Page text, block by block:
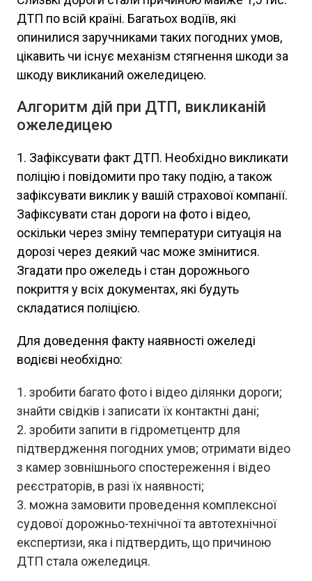
ДТП по всій країні. Багатьох водіїв, які
опинилися заручниками таких погодних умов,
цікавить чи існує механізм стягнення шкоди за
шкоду викликаний ожеледицею.
Алгоритм дій при ДТП, викликаній
ожеледицею
1. Зафіксувати факт ДТП. Необхідно викликати
поліцію і повідомити про таку подію, а також
зафіксувати виклик у вашій страхової компанії.
Зафіксувати стан дороги на фото і відео,
оскільки через зміну температури ситуація на
дорозі через деякий час може змінитися.
Згадати про ожеледь і стан дорожнього
покриття у всіх документах, які будуть
складатися поліцією.
Для доведення факту наявності ожеледі
водієві необхідно:
зробити багато фото і відео ділянки дороги;
знайти свідків і записати їх контактні дані;
зробити запити в гідрометцентр для
підтвердження погодних умов; отримати відео
з камер зовнішнього спостереження і відео
реєстраторів, в разі їх наявності;
можна замовити проведення комплексної
судової дорожньо-технічної та автотехнічної
експертизи, яка і підтвердить, що причиною
ДТП стала ожеледиця.